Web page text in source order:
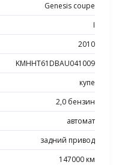
Genesis coupe
I
2010
KMHHT61DBAU041009
купе
2,0 бензин
автомат
задний привод
147000 км